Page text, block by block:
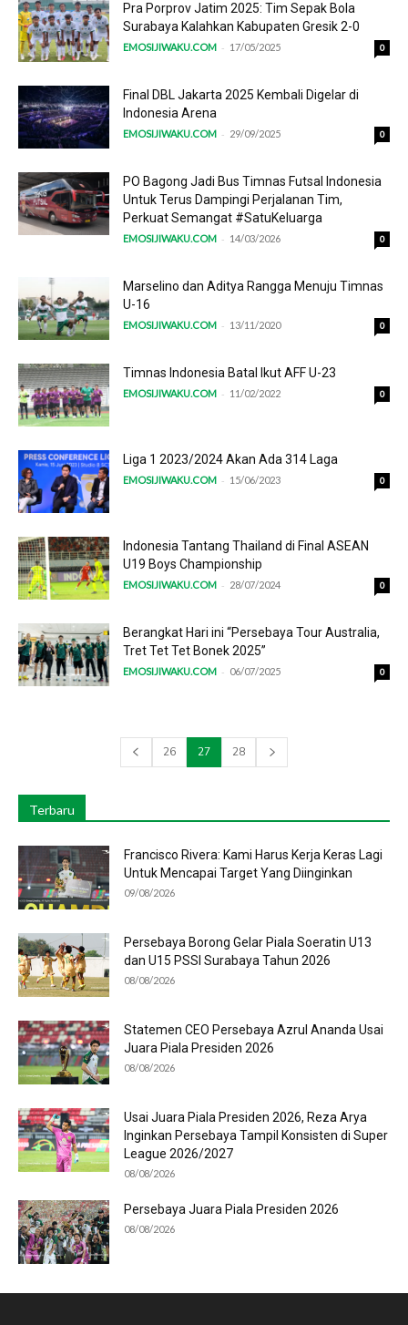
Pra Porprov Jatim 2025: Tim Sepak Bola
Surabaya Kalahkan Kabupaten Gresik 2-0
EMOSIJIWAKU.COM - 17/05/2025 0
Final DBL Jakarta 2025 Kembali Digelar di
Indonesia Arena
EMOSIJIWAKU.COM - 29/09/2025 0
PO Bagong Jadi Bus Timnas Futsal Indonesia
Untuk Terus Dampingi Perjalanan Tim,
Perkuat Semangat #SatuKeluarga
EMOSIJIWAKU.COM - 14/03/2026 0
Marselino dan Aditya Rangga Menuju Timnas
U-16
EMOSIJIWAKU.COM - 13/11/2020 0
Timnas Indonesia Batal Ikut AFF U-23
EMOSIJIWAKU.COM - 11/02/2022 0
Liga 1 2023/2024 Akan Ada 314 Laga
EMOSIJIWAKU.COM - 15/06/2023 0
Indonesia Tantang Thailand di Final ASEAN
U19 Boys Championship
EMOSIJIWAKU.COM - 28/07/2024 0
Berangkat Hari ini “Persebaya Tour Australia,
Tret Tet Tet Bonek 2025”
EMOSIJIWAKU.COM - 06/07/2025 0
26 27 28
Terbaru
Francisco Rivera: Kami Harus Kerja Keras Lagi
Untuk Mencapai Target Yang Diinginkan
09/08/2026
Persebaya Borong Gelar Piala Soeratin U13
dan U15 PSSI Surabaya Tahun 2026
08/08/2026
Statemen CEO Persebaya Azrul Ananda Usai
Juara Piala Presiden 2026
08/08/2026
Usai Juara Piala Presiden 2026, Reza Arya
Inginkan Persebaya Tampil Konsisten di Super
League 2026/2027
08/08/2026
Persebaya Juara Piala Presiden 2026
08/08/2026